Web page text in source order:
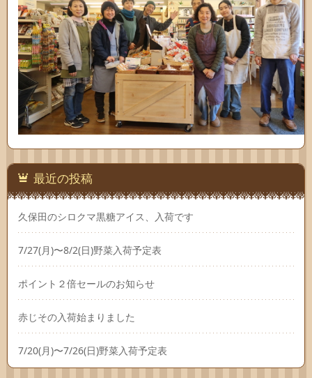
最近の投稿
久保田のシロクマ黒糖アイス、入荷です
7/27(月)〜8/2(日)野菜入荷予定表
ポイント２倍セールのお知らせ
赤じその入荷始まりました
7/20(月)〜7/26(日)野菜入荷予定表